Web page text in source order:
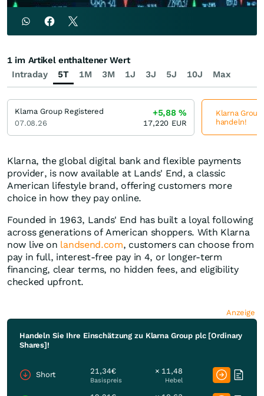
Klarna, the global digital bank and flexible payments
provider, is now available at Lands' End, a classic
American lifestyle brand, offering customers more
choice in how they pay online.
Founded in 1963, Lands' End has built a loyal following
across generations of American shoppers. With Klarna
now live on landsend.com, customers can choose from
pay in full, interest-free pay in 4, or longer-term
financing, clear terms, no hidden fees, and eligibility
checked upfront.
Anzeige
Handeln Sie Ihre Einschätzung zu Klarna Group plc [Ordinary
Shares]!
Short 21,34€
Basispreis
× 11,48
Hebel
Intraday 5T 1M 3M 1J 3J 5J 10J Max
1 im Artikel enthaltener Wert
Klarna Group Registered
07.08.26
+5,88%
17,220 EUR
Klarna
handeln!